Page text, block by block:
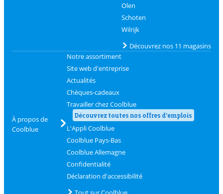
Olen
Schoten
Wilrijk
Découvrez nos 11 magasins
À propos de
Coolblue
Notre assortiment
Site web d'entreprise
Actualités
Chèques-cadeaux
Travailler chez Coolblue
Découvrez toutes nos offres d'emplois
L'Appli Coolblue
Coolblue Pays-Bas
Coolblue Allemagne
Confidentialité
Déclaration d'accessibilité